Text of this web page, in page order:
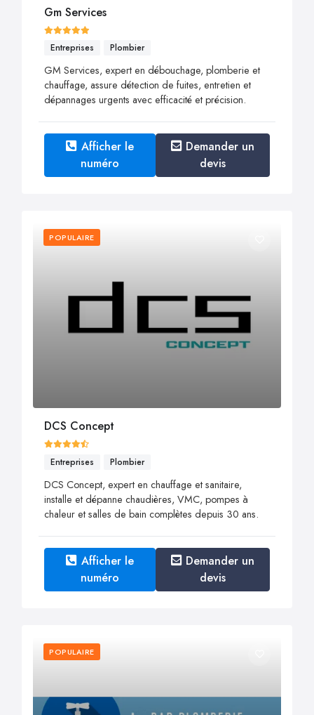
Gm Services
Entreprises Plombier
GM Services, expert en débouchage, plomberie et
chauffage, assure détection de fuites, entretien et
dépannages urgents avec efficacité et précision.
Afficher le
numéro
Demander un
devis
POPULAIRE
DCS Concept
Entreprises Plombier
DCS Concept, expert en chauffage et sanitaire,
installe et dépanne chaudières, VMC, pompes à
chaleur et salles de bain complètes depuis 30 ans.
Afficher le
numéro
Demander un
devis
POPULAIRE